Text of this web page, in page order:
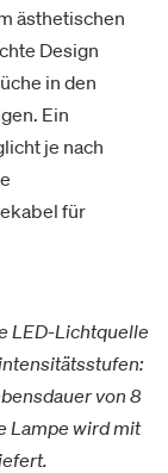
ästhetischen
Design
in den
Ein
je nach
für
LED-Lichtquelle
von 8
Lampe wird mit